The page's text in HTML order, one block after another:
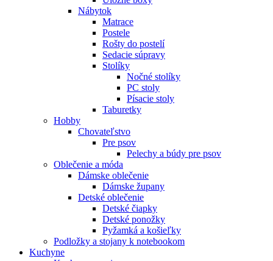
Nábytok
Matrace
Postele
Rošty do postelí
Sedacie súpravy
Stolíky
Nočné stolíky
PC stoly
Písacie stoly
Taburetky
Hobby
Chovateľstvo
Pre psov
Pelechy a búdy pre psov
Oblečenie a móda
Dámske oblečenie
Dámske župany
Detské oblečenie
Detské čiapky
Detské ponožky
Pyžamká a košieľky
Podložky a stojany k notebookom
Kuchyne